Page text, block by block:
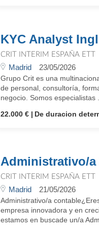
KYC Analyst
CRIT INTERIM ESPAÑA ETT
Madrid 23/05/2026
Grupo Crit es una
de personal, consultoría,
negocio. Somos especialistas ...
22.000 €
De duracion
Administrativo/a
CRIT INTERIM ESPAÑA ETT
Madrid 21/05/2026
Administrativo/a
empresa innovadora y en
estamos en buscade un/a